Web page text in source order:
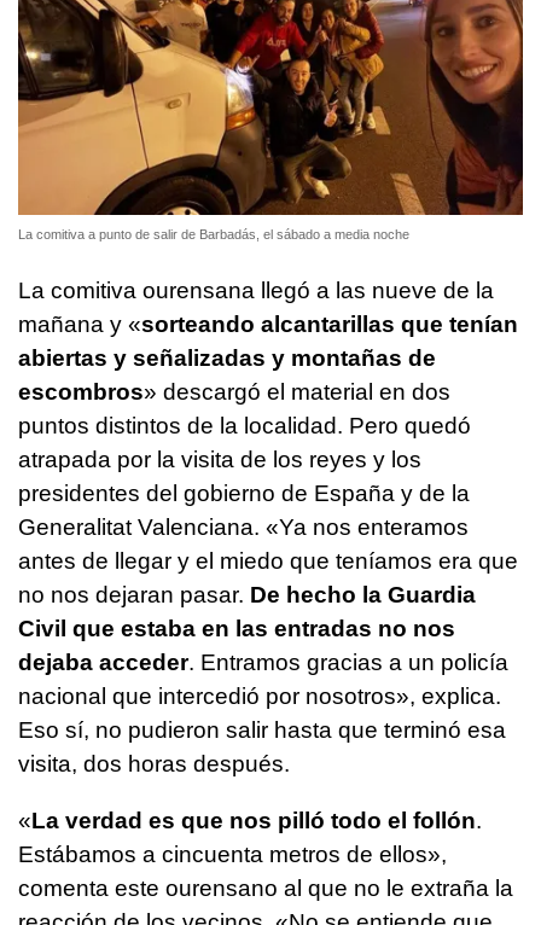
La comitiva a punto de salir de Barbadás, el sábado a media noche
La comitiva ourensana llegó a las nueve de la
mañana y «sorteando alcantarillas que tenían
abiertas y señalizadas y montañas de
escombros» descargó el material en dos
puntos distintos de la localidad. Pero quedó
atrapada por la visita de los reyes y los
presidentes del gobierno de España y de la
Generalitat Valenciana. «Ya nos enteramos
antes de llegar y el miedo que teníamos era que
no nos dejaran pasar. De hecho la Guardia
Civil que estaba en las entradas no nos
dejaba acceder. Entramos gracias a un policía
nacional que intercedió por nosotros», explica.
Eso sí, no pudieron salir hasta que terminó esa
visita, dos horas después.
«La verdad es que nos pilló todo el follón.
Estábamos a cincuenta metros de ellos»,
comenta este ourensano al que no le extraña la